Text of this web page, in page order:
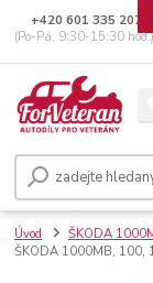
+420 601 335 207
(Po-Pá, 9:30-15:30
Úvod ŠKODA
ŠKODA 1000MB, 100,